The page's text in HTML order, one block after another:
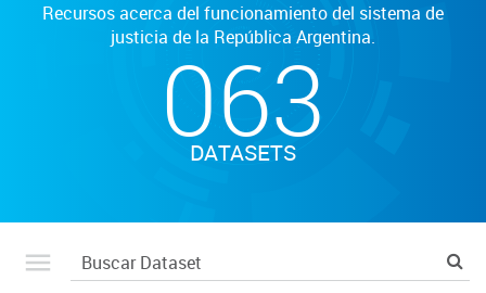
Recursos acerca del funcionamiento del sistema de
justicia de la República Argentina.
063
DATASETS